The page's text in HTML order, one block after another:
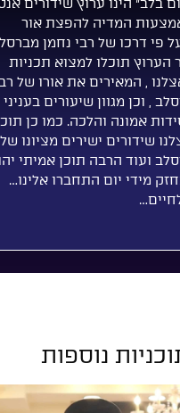
בלב” הינו ערוץ שידורים
המדיה להפצת אור
פי דרכו של רבי נחמן
הערוץ תוכלו למצוא תכניות
, המאירים את אורו של
, וכן מגוון שיעורים בעניני
אמונה והלכה. כמו כן
שידורים ישירים מציונו
ועוד הרבה תוכן אמיתי
מידי יום התחברו אלינו…
נוספות